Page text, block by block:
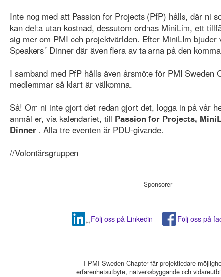
Inte nog med att Passion for Projects (PfP) hålls, där ni
kan delta utan kostnad, dessutom ordnas MiniLim, ett
sig mer om PMI och projektvärlden. Efter MiniLIm bjuder
Speakers´ Dinner där även flera av talarna på den
I samband med PfP hålls även årsmöte för PMI Sweden
medlemmar så klart är välkomna.
Så! Om ni inte gjort det redan gjort det, logga in på vår
anmäl er, via kalendariet, till Passion for Projects,
Dinner . Alla tre eventen är PDU-givande.
//Volontärsgruppen
Sponsorer
Följ oss på Linkedin Följ oss på
I PMI Sweden Chapter får projektledare
erfarenhetsutbyte, nätverksbyggande och